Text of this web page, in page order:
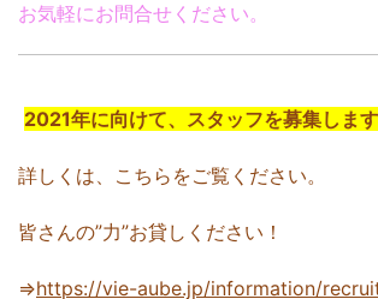
お気軽にお問合せください。
2021年に向けて、スタッフを募集します
詳しくは、こちらをご覧ください。
皆さんの”力”お貸しください！
⇒https://vie-aube.jp/information/